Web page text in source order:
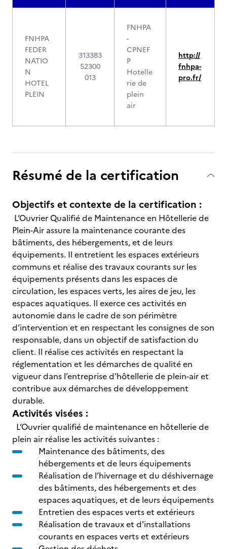
FNHPA
FEDER
NATIO
N
HOTEL
PLEIN
313383
52300
013
FNHPA
-
CPNEF
P
Hotelle
rie de
plein
air
http://
fnhpa-
pro.fr/
Résumé de la certification
Objectifs et contexte de la certification :
L’Ouvrier Qualifié de Maintenance en Hôtellerie de
Plein-Air assure la maintenance courante des
bâtiments, des hébergements, et de leurs
équipements. Il entretient les espaces extérieurs
communs et réalise des travaux courants sur les
équipements présents dans les espaces de
circulation, les espaces verts, les aires de jeu, les
espaces aquatiques. Il exerce ces activités en
autonomie dans le cadre de son périmètre
d’intervention et en respectant les consignes de son
responsable, dans un objectif de satisfaction du
client. Il réalise ces activités en respectant la
réglementation et les démarches de qualité en
vigueur dans l’entreprise d’hôtellerie de plein-air et
contribue aux démarches de développement
durable.
Activités visées :
L’Ouvrier qualifié de maintenance en hôtellerie de
plein air réalise les activités suivantes :
Maintenance des bâtiments, des
hébergements et de leurs équipements
Réalisation de l’hivernage et du déshivernage
des bâtiments, des hébergements et des
espaces aquatiques, et de leurs équipements
Entretien des espaces verts et extérieurs
Réalisation de travaux et d'installations
courants en espaces verts et extérieurs